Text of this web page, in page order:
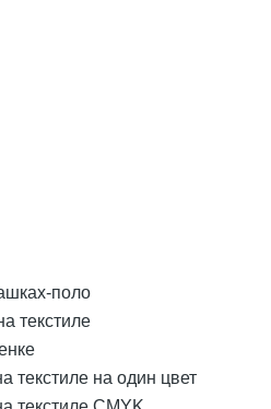
поло
текстиле
текстиле на один цвет